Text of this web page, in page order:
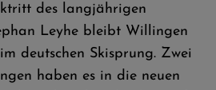
des langjährigen
Leyhe bleibt Willingen
deutschen Skisprung. Zwei
haben es in die neuen